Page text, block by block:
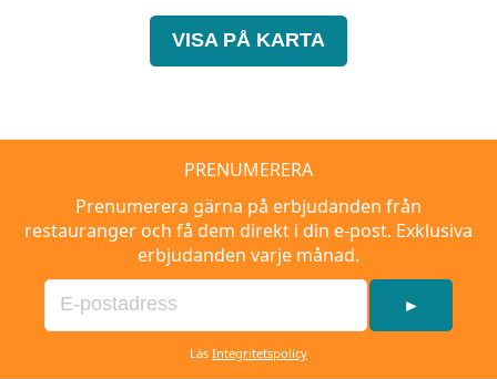
VISA PÅ KARTA
PRENUMERERA
Prenumerera gärna på erbjudanden från
restauranger och få dem direkt i din e-post. Exklusiva
erbjudanden varje månad.
►
Läs Integritetspolicy